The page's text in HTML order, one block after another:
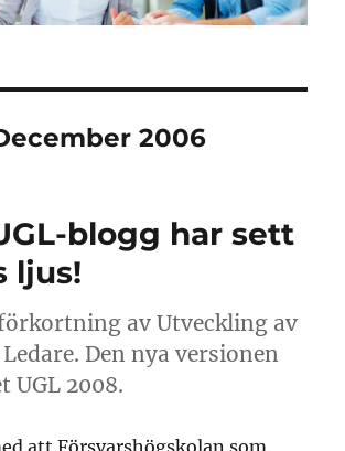
2006
blogg har sett
ljus!
av Utveckling av
Den nya versionen
UGL 2008.
att Försvarshögskolan som